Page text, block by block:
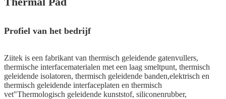
Profiel van het bedrijf
Ziitek is een fabrikant van thermisch geleidende gatenvullers,
thermische interfacematerialen met een laag smeltpunt, thermisch
geleidende isolatoren, thermisch geleidende banden,elektrisch en
thermisch geleidende interfaceplaten en thermisch
vet"Thermologisch geleidende kunststof, siliconenrubber,